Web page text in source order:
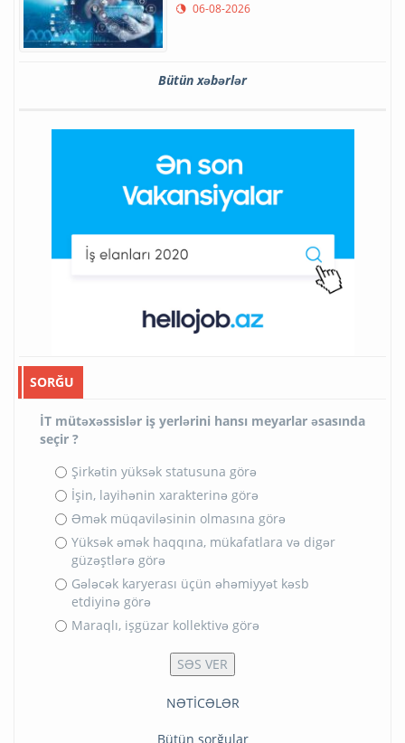
06-08-2026
Bütün xəbərlər
SORĞU
İT mütəxəssislər iş yerlərini hansı meyarlar əsasında
seçir ?
Şirkətin yüksək statusuna görə
İşin, layihənin xarakterinə görə
Əmək müqaviləsinin olmasına görə
Yüksək əmək haqqına, mükafatlara və digər
güzəştlərə görə
Gələcək karyerası üçün əhəmiyyət kəsb
etdiyinə görə
Maraqlı, işgüzar kollektivə görə
NƏTİCƏLƏR
Bütün sorğular